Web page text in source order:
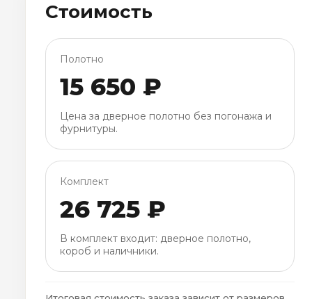
Стоимость
Полотно
15 650 ₽
Цена за дверное полотно без погонажа и
фурнитуры.
Комплект
26 725 ₽
В комплект входит: дверное полотно,
короб и наличники.